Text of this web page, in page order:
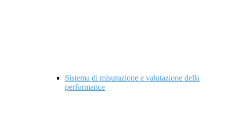
Sistema di misurazione e valutazione della
performance